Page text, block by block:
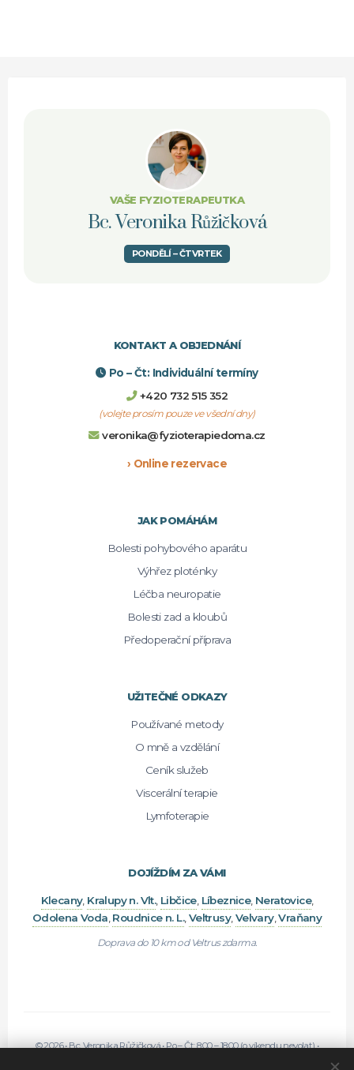
VAŠE FYZIOTERAPEUTKA
Bc. Veronika Růžičková
PONDĚLÍ – ČTVRTEK
KONTAKT A OBJEDNÁNÍ
Po – Čt: Individuální termíny
+420 732 515 352
(volejte prosím pouze ve všední dny)
veronika@fyzioterapiedoma.cz
› Online rezervace
JAK POMÁHÁM
Bolesti pohybového aparátu
Výhřez ploténky
Léčba neuropatie
Bolesti zad a kloubů
Předoperační příprava
UŽITEČNÉ ODKAZY
Používané metody
O mně a vzdělání
Ceník služeb
Viscerální terapie
Lymfoterapie
DOJÍŽDÍM ZA VÁMI
Klecany, Kralupy n. Vlt., Libčice, Líbeznice, Neratovice,
Odolena Voda Roudnice n. L., Veltrusy, Velvary,Vraňany
Doprava do 10 km od Veltrus zdarma.
© 2026 • Bc. Veronika Růžičková• Po – Čt: 8:00 – 18:00 (o víkendu nevolat) •